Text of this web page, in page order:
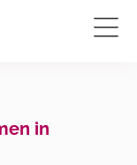
in